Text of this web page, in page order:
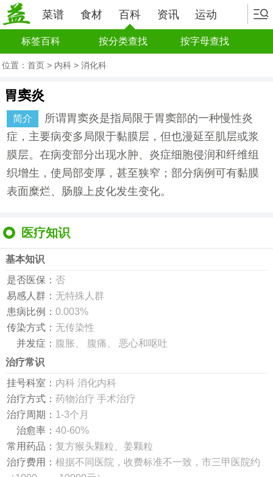
菜谱 食材 百科 资讯 运动
标签百科 按分类查找 按字母查找
位置： 首页 > 内科 > 消化科
胃窦炎
简介
所谓胃窦炎是指局限于胃窦部的一种慢性炎
症，主要病变多局限于黏膜层，但也漫延至肌层或浆
膜层。在病变部分出现水肿、炎症细胞侵润和纤维组
织增生，使局部变厚，甚至狭窄；部分病例可有黏膜
表面糜烂、肠腺上皮化发生变化。
医疗知识
基本知识
是否医保： 否
易感人群： 无特殊人群
患病比例： 0.003%
传染方式： 无传染性
并发症： 腹胀、 腹痛、 恶心和呕吐
治疗常识
挂号科室： 内科 消化内科
治疗方式： 药物治疗 手术治疗
治疗周期： 1-3个月
治愈率： 40-60%
常用药品： 复方猴头颗粒、姜颗粒
治疗费用： 根据不同医院，收费标准不一致，市三甲医院约